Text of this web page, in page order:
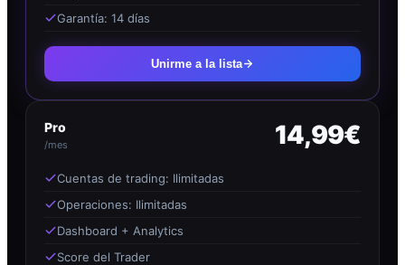
Garantía: 14 días
Unirme a la lista
Pro
/mes 14,99€
Cuentas de trading: Ilimitadas
Operaciones: Ilimitadas
Dashboard + Analytics
Score del Trader